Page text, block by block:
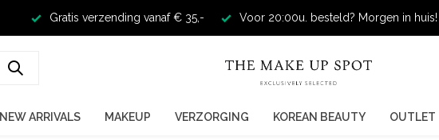
Gratis verzending vanaf € 35,- Voor 20:00u. besteld? Morgen in huis!
NEW ARRIVALS MAKEUP VERZORGING KOREAN BEAUTY OUTLET